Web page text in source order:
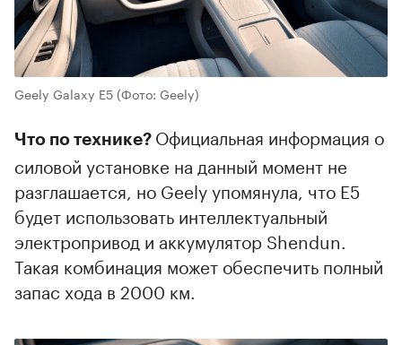
Geely Galaxy E5(Фото: Geely)
Что по технике? Официальная информация о
силовой установке на данный момент не
разглашается, но Geely упомянула, что E5
будет использовать интеллектуальный
электропривод и аккумулятор Shendun.
Такая комбинация может обеспечить полный
запас хода в 2000 км.